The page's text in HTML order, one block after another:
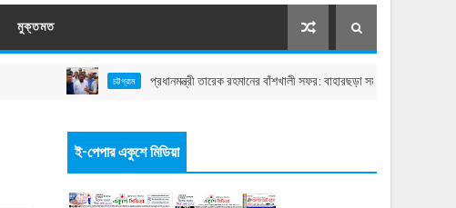
মুক্তমত
চট্টগ্রাম প্রধানমন্ত্রী তারেক রহমানের বাঁশখালী সফর: বাহারছড়া সমুদ্রসৈকতে হেলিপ্যাড ও
ই-পেপার একুশে মিডিয়া